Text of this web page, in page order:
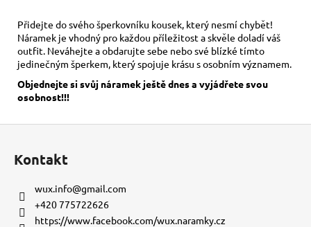
Přidejte do svého šperkovníku kousek, který nesmí chybět!
Náramek je vhodný pro každou příležitost a skvěle doladí váš
outfit. Neváhejte a obdarujte sebe nebo své blízké tímto
jedinečným šperkem, který spojuje krásu s osobním významem.
Objednejte si svůj náramek ještě dnes a vyjádřete svou
osobnost!!!
Kontakt
wux.info@gmail.com
+420 775722626
https://www.facebook.com/wux.naramky.cz